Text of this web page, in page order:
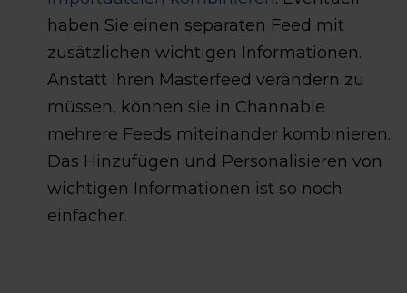
haben Sie einen separaten Feed mit
zusätzlichen wichtigen Informationen.
Anstatt Ihren Masterfeed verändern zu
müssen, können sie in Channable
mehrere Feeds miteinander kombinieren.
Das Hinzufügen und Personalisieren von
wichtigen Informationen ist so noch
einfacher.